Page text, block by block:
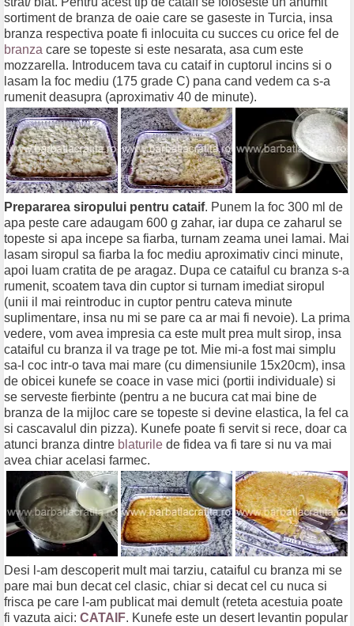
sortiment de branza de oaie care se gaseste in Turcia, insa
branza respectiva poate fi inlocuita cu succes cu orice fel de
branza care se topeste si este nesarata, asa cum este
mozzarella. Introducem tava cu cataif in cuptorul incins si o
lasam la foc mediu (175 grade C) pana cand vedem ca s-a
rumenit deasupra (aproximativ 40 de minute).
Prepararea siropului pentru cataif. Punem la foc 300 ml de
apa peste care adaugam 600 g zahar, iar dupa ce zaharul se
topeste si apa incepe sa fiarba, turnam zeama unei lamai. Mai
lasam siropul sa fiarba la foc mediu aproximativ cinci minute,
apoi luam cratita de pe aragaz. Dupa ce cataiful cu branza s-a
rumenit, scoatem tava din cuptor si turnam imediat siropul
(unii il mai reintroduc in cuptor pentru cateva minute
suplimentare, insa nu mi se pare ca ar mai fi nevoie). La prima
vedere, vom avea impresia ca este mult prea mult sirop, insa
cataiful cu branza il va trage pe tot. Mie mi-a fost mai simplu
sa-l coc intr-o tava mai mare (cu dimensiunile 15x20cm), insa
de obicei kunefe se coace in vase mici (portii individuale) si
se serveste fierbinte (pentru a ne bucura cat mai bine de
branza de la mijloc care se topeste si devine elastica, la fel ca
si cascavalul din pizza). Kunefe poate fi servit si rece, doar ca
atunci branza dintre blaturile de fidea va fi tare si nu va mai
avea chiar acelasi farmec.
Desi l-am descoperit mult mai tarziu, cataiful cu branza mi se
pare mai bun decat cel clasic, chiar si decat cel cu nuca si
frisca pe care l-am publicat mai demult (reteta acestuia poate
fi vazuta aici: CATAIF. Kunefe este un desert levantin popular